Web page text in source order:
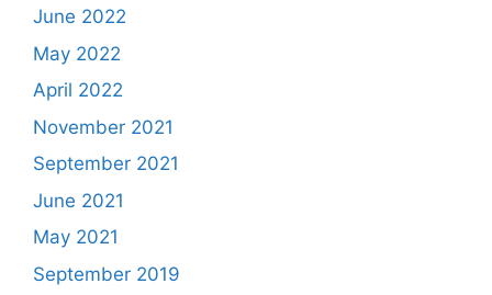
June 2022
May 2022
April 2022
November 2021
September 2021
June 2021
May 2021
September 2019